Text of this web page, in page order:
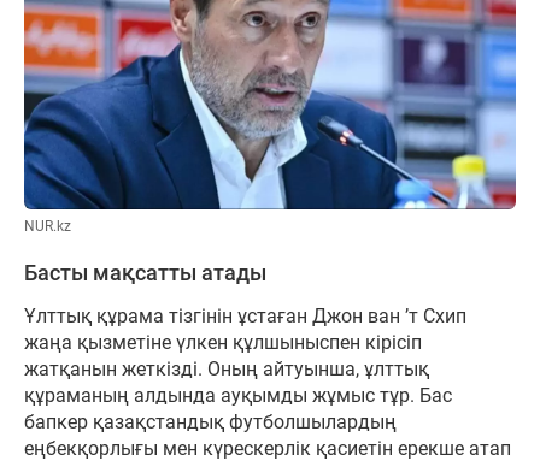
NUR.kz
Басты мақсатты атады
Ұлттық құрама тізгінін ұстаған Джон ван ’т Схип
жаңа қызметіне үлкен құлшыныспен кірісіп
жатқанын жеткізді. Оның айтуынша, ұлттық
құраманың алдында ауқымды жұмыс тұр. Бас
бапкер қазақстандық футболшылардың
еңбекқорлығы мен күрескерлік қасиетін ерекше атап